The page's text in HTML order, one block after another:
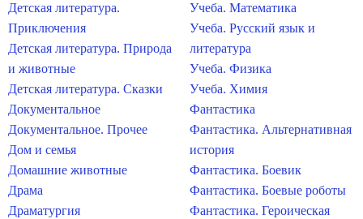
Детская литература.
Приключения
Детская литература. Природа
и животные
Детская литература. Сказки
Документальное
Документальное. Прочее
Дом и семья
Домашние животные
Драма
Драматургия
Учеба. Математика
Учеба. Русский язык и
литература
Учеба. Физика
Учеба. Химия
Фантастика
Фантастика. Альтернативная
история
Фантастика. Боевик
Фантастика. Боевые роботы
Фантастика. Героическая